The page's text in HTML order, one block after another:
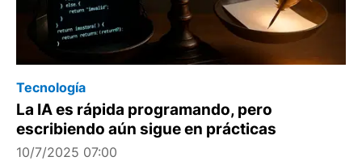
Tecnología
La IA es rápida programando, pero
escribiendo aún sigue en prácticas
10/7/2025 07:00